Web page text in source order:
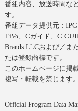
番組内容、放送時間な
す。
番組データ提供元：IPG
TiVo、Gガイド、G-
Brands LLCおよび／ま
たは登録商標です。
このホームページに掲
複写・転載を禁じます。
Official Program Data